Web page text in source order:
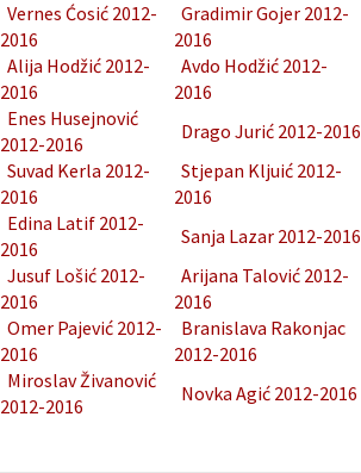
Vernes Ćosić 2012-
2016
Gradimir Gojer 2012-
2016
Alija Hodžić 2012-
2016
Avdo Hodžić 2012-
2016
Enes Husejnović
2012-2016
Drago Jurić 2012-2016
Suvad Kerla 2012-
2016
Stjepan Kljuić 2012-
2016
Edina Latif 2012-
2016
Sanja Lazar 2012-2016
Jusuf Lošić 2012-
2016
Arijana Talović 2012-
2016
Omer Pajević 2012-
2016
Branislava Rakonjac
2012-2016
Miroslav Živanović
2012-2016
Novka Agić 2012-2016